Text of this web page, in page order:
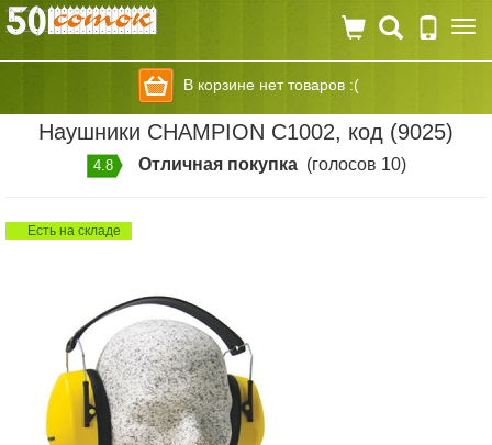
В корзине нет товаров :(
Наушники CHAMPION C1002, код (9025)
4.8 Отличная покупка(голосов 10)
Есть на складе